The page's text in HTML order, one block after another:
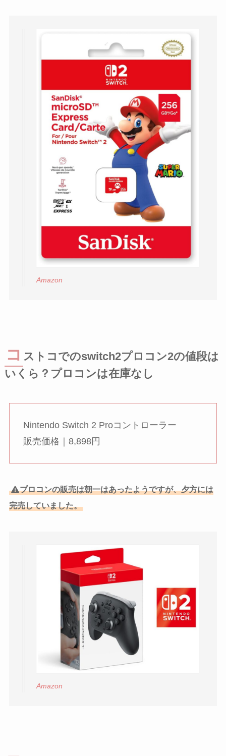
Amazon
コ ストコでのswitch2プロコン2の値段は
いくら？プロコンは在庫なし
Nintendo Switch 2 Proコントローラー
販売価格｜8,898円
プロコンの販売は朝一はあったようですが、夕方には
完売していました。
Amazon